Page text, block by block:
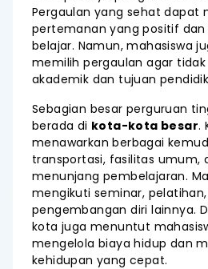
Pergaulan yang sehat dapat
pertemanan yang positif dan
belajar. Namun, mahasiswa
memilih pergaulan agar
akademik dan tujuan
Sebagian besar perguruan
berada di kota-kota besar.
menawarkan berbagai
transportasi, fasilitas umum,
menunjang pembelajaran.
mengikuti seminar,
pengembangan diri lainnya.
kota juga menuntut
mengelola biaya hidup dan
kehidupan yang cepat.